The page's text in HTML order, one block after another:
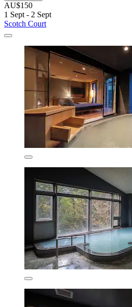
AU$150
1 Sept - 2 Sept
Scotch Court